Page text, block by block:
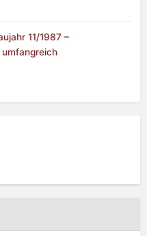
11/1987 –
umfangreich